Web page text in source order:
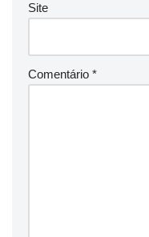
Site
Comentário *